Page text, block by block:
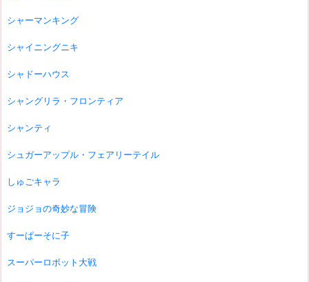
シャーマンキング
シャイニングニキ
シャドーハウス
シャングリラ・フロンティア
シャンティ
シュガーアップル・フェアリーテイル
しゅごキャラ
ジョジョの奇妙な冒険
すーぱーそに子
スーパーロボット大戦